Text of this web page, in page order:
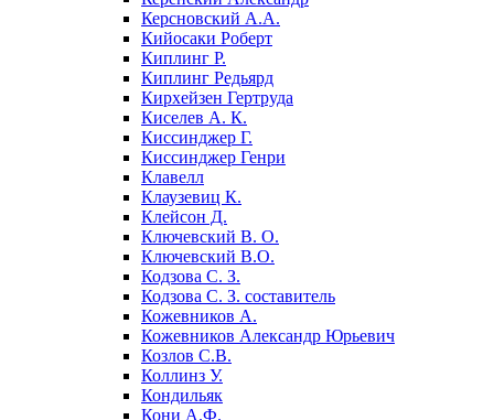
Керсновский А.А.
Кийосаки Роберт
Киплинг Р.
Киплинг Редьярд
Кирхейзен Гертруда
Киселев А. К.
Киссинджер Г.
Киссинджер Генри
Клавелл
Клаузевиц К.
Клейсон Д.
Ключевский В. О.
Ключевский В.О.
Кодзова С. З.
Кодзова С. З. составитель
Кожевников А.
Кожевников Александр Юрьевич
Козлов С.В.
Коллинз У.
Кондильяк
Кони А.Ф.